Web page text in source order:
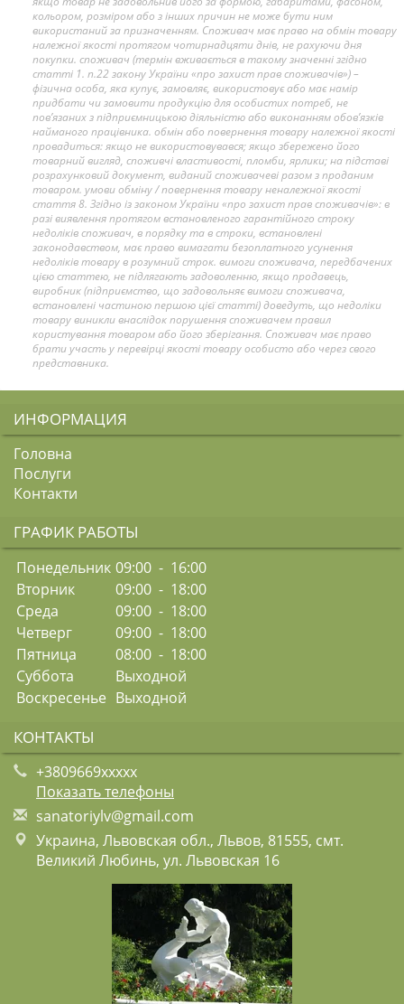
кольором, розміром або з інших причин не може бути ним
використаний за призначенням. Споживач має право на обмін товару
належної якості протягом чотирнадцяти днів, не рахуючи дня
покупки. споживач (термін вживається в такому значенні згідно
статті 1. п.22 закону України «про захист прав споживачів») –
фізична особа, яка купує, замовляє, використовує або має намір
придбати чи замовити продукцію для особистих потреб, не
пов’язаних з підприємницькою діяльністю або виконанням обов’язків
найманого працівника. обмін або повернення товару належної якості
провадиться: якщо не використовувався; якщо збережено його
товарний вигляд, споживчі властивості, пломби, ярлики; на підставі
розрахунковий документ, виданий споживачеві разом з проданим
товаром. умови обміну / повернення товару неналежної якості
стаття 8. Згідно із законом України «про захист прав споживачів»: в
разі виявлення протягом встановленого гарантійного строку
недоліків споживач, в порядку та в строки, встановлені
законодавством, має право вимагати безоплатного усунення
недоліків товару в розумний строк. вимоги споживача, передбачених
цією статтею, не підлягають задоволенню, якщо продавець,
виробник (підприємство, що задовольняє вимоги споживача,
встановлені частиною першою цієї статті) доведуть, що недоліки
товару виникли внаслідок порушення споживачем правил
користування товаром або його зберігання. Споживач має право
брати участь у перевірці якості товару особисто або через свого
представника.
ИНФОРМАЦИЯ
Головна
Послуги
Контакти
ГРАФИК РАБОТЫ
Понедельник 09:00 - 16:00
Вторник
09:00 - 18:00
Среда
09:00 - 18:00
Четверг
09:00 - 18:00
Пятница
08:00 - 18:00
Суббота
Выходной
Воскресенье Выходной
КОНТАКТЫ
+3809669xxxxx
Показать телефоны
sanatoriylv@gmail.com
Украина, Львовская обл., Львов, 81555, смт.
Великий Любинь, ул. Львовская 16